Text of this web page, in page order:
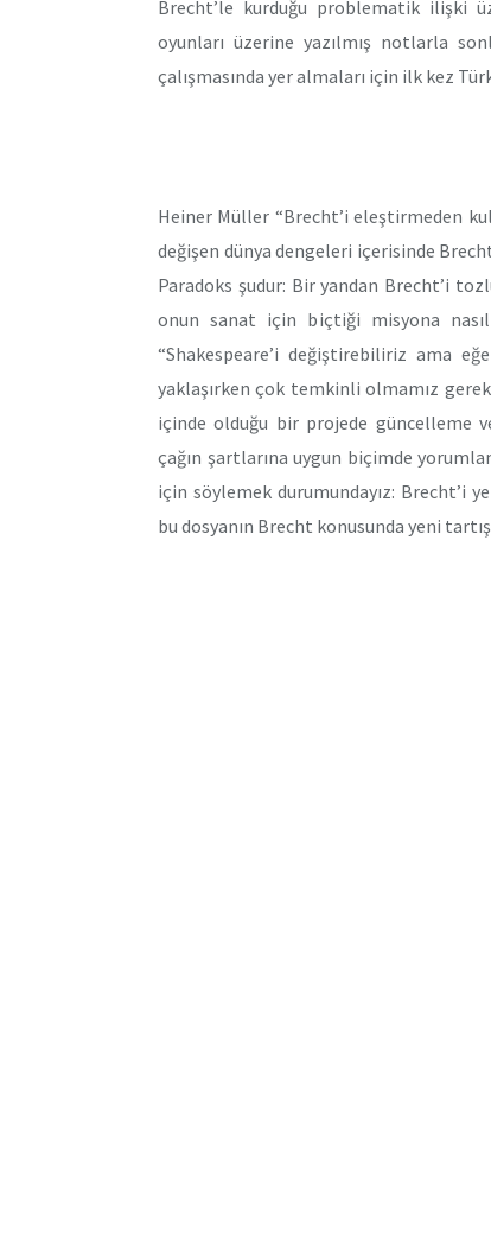
Brecht’le kurduğu problematik ilişki
oyunları üzerine yazılmış notlarla
çalışmasında yer almaları için ilk kez
Heiner Müller “Brecht’i eleştirmeden
değişen dünya dengeleri içerisinde
Paradoks şudur: Bir yandan Brecht’i
onun sanat için biçtiği misyona
“Shakespeare’i değiştirebiliriz ama
yaklaşırken çok temkinli olmamız
içinde olduğu bir projede güncelleme
çağın şartlarına uygun biçimde
için söylemek durumundayız: Brecht’i
bu dosyanın Brecht konusunda yeni